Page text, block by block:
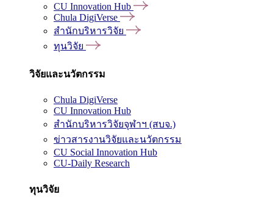
CU Innovation Hub
Chula DigiVerse
สำนักบริหารวิจัย
ทุนวิจัย
วิจัยและนวัตกรรม
Chula DigiVerse
CU Innovation Hub
สำนักบริหารวิจัยจุฬาฯ (สบจ.)
ข่าวสารงานวิจัยและนวัตกรรม
CU Social Innovation Hub
CU-Daily Research
ทุนวิจัย